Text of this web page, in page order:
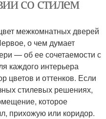
межкомнатных дверей
о чем думает
— об ее сочетаемости с
каждого интерьера
цветов и оттенков. Если
стилевых решениях,
которое
прихожую или коридор.